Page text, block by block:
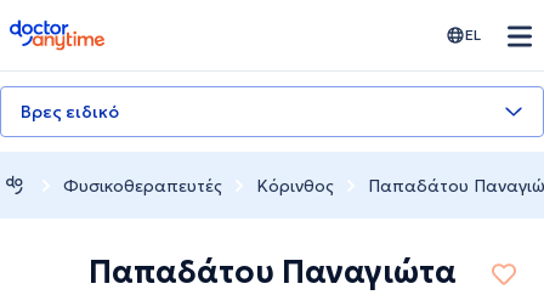
doctoranytime EL
Βρες ειδικό
Φυσικοθεραπευτές Κόρινθος Παπαδάτου
Παπαδάτου Παναγιώτα